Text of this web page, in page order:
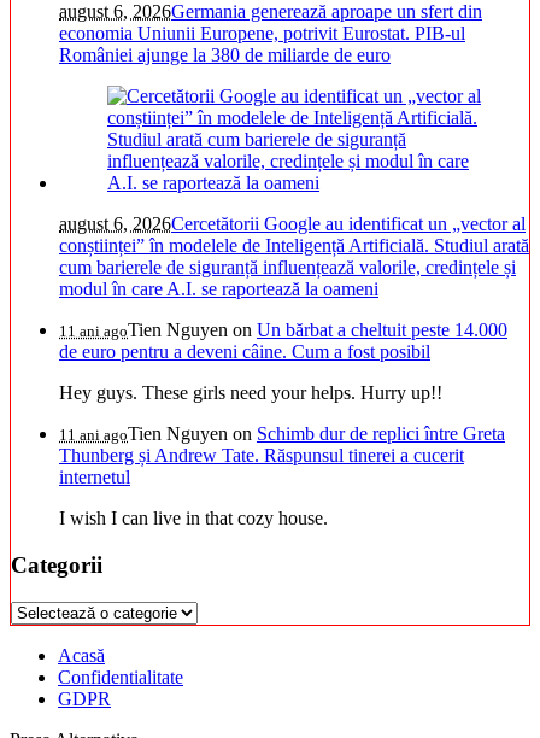
august 6, 2026Germania generează aproape un sfert din
economia Uniunii Europene, potrivit Eurostat. PIB-ul
României ajunge la 380 de miliarde de euro
august 6, 2026Cercetătorii Google au identificat un „vector al
conștiinței” în modelele de Inteligență Artificială. Studiul arată
cum barierele de siguranță influențează valorile, credințele și
modul în care A.I. se raportează la oameni
11 ani agoTien Nguyen on Un bărbat a cheltuit peste 14.000
de euro pentru a deveni câine. Cum a fost posibil
Hey guys. These girls need your helps. Hurry up!!
11 ani agoTien Nguyen on Schimb dur de replici între Greta
Thunberg și Andrew Tate. Răspunsul tinerei a cucerit
internetul
I wish I can live in that cozy house.
Categorii
Categorii
Acasă
Confidentialitate
GDPR